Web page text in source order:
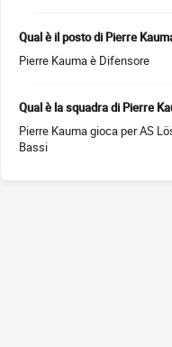
Qual è il posto di Pierre
Pierre Kauma è Difensore
Qual è la squadra di Pierre
Pierre Kauma gioca per AS
Bassi